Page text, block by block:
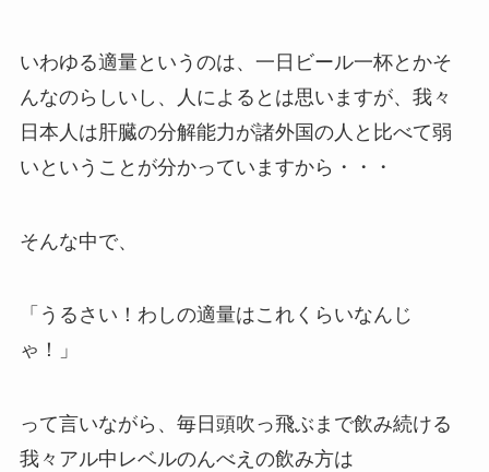
いわゆる適量というのは、一日ビール一杯とかそ
んなのらしいし、人によるとは思いますが、我々
日本人は肝臓の分解能力が諸外国の人と比べて弱
いということが分かっていますから・・・
そんな中で、
「うるさい！わしの適量はこれくらいなんじ
ゃ！」
って言いながら、毎日頭吹っ飛ぶまで飲み続ける
我々アル中レベルのんべえの飲み方は